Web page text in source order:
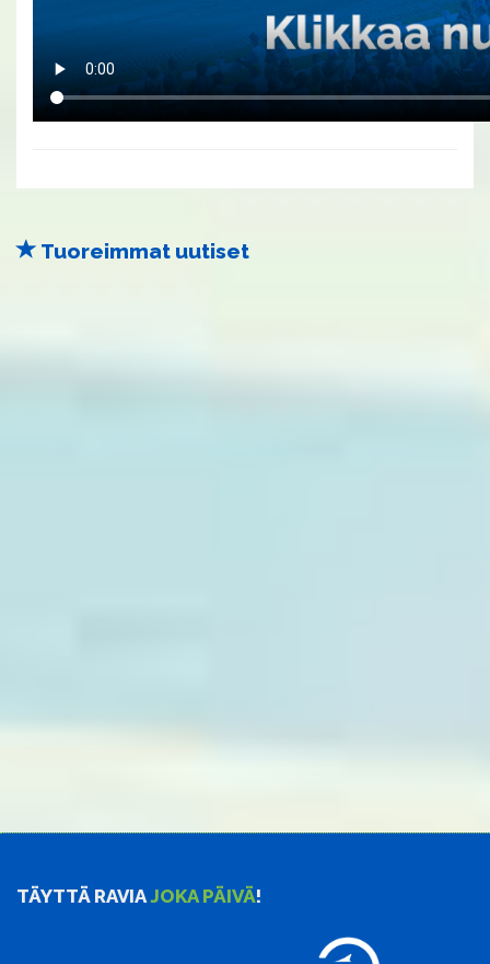
Tuoreimmat uutiset
TÄYTTÄ RAVIAJOKA PÄIVÄ!